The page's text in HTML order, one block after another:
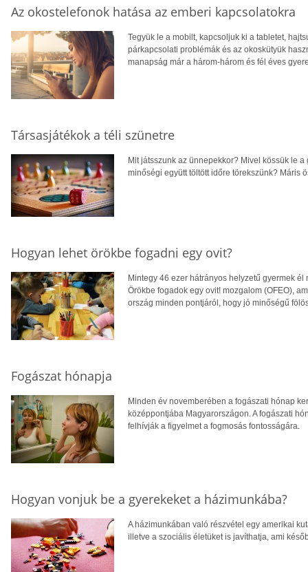
Az okostelefonok hatása az emberi kapcsolatokra
Tegyük le a mobilt, kapcsoljuk ki a tabletet,
párkapcsolati problémák és az okoskütyük
manapság már a három-három és fél éves
Társasjátékok a téli szünetre
Mit játsszunk az ünnepekkor? Mivel kössük le
minőségi együtt töltött időre törekszünk? Máris
Hogyan lehet örökbe fogadni egy ovit?
Mintegy 46 ezer hátrányos helyzetű gyermek
Örökbe fogadok egy ovit! mozgalom (OFEO),
ország minden pontjáról, hogy jó minőségű
Fogászat hónapja
Minden év novemberében a fogászati hónap
középpontjába Magyarországon. A fogászati
felhívják a figyelmet a fogmosás fontosságára.
Hogyan vonjuk be a gyerekeket a házimunkába?
A házimunkában való részvétel egy amerikai
illetve a szociális életüket is javíthatja, ami